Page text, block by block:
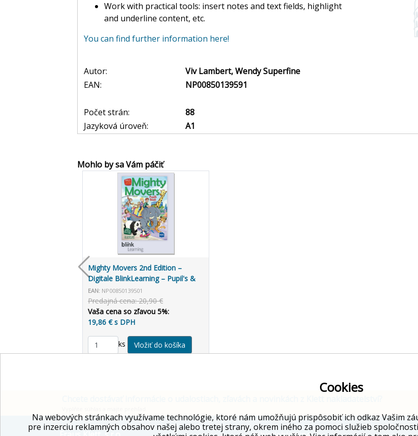
Work with practical tools: insert notes and text fields, highlight
and underline content, etc.
You can find further information here!
Autor:
Viv Lambert, Wendy Superfine
EAN:
NP00850139591
Počet strán:
88
Jazyková úroveň:
A1
Mohlo by sa Vám páčiť
Mighty Movers 2nd Edition –
Digitale BlinkLearning – Pupil's &
Activity Book – Student (14
mesiacov)
EAN: NP00850139501
Predajná cena: 20,90 €
Vaša cena so zľavou 5%:
19,86 € s DPH
ks
Cookies
Na webových stránkach využívame technológie, ktoré nám umožňujú prispôsobiť ich odkaz Vašim
pre inzerciu reklamných obsahov našej alebo tretej strany, okrem iného za pomoci služieb